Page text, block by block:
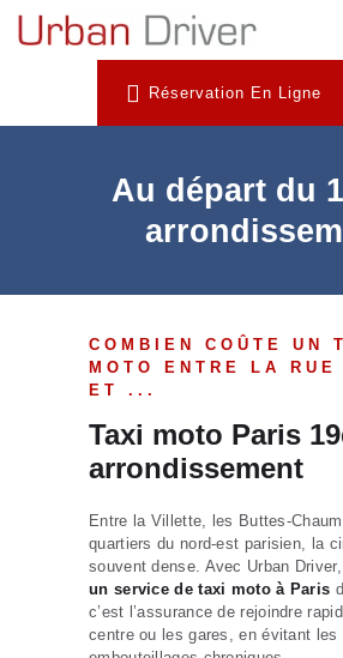
Réservation En Ligne
Au départ du
MOTO TAXI
TÉLÉCHARGEZ
L’APP
CHAUFFEUR
NOUS
COMBIEN COÛTE UN
MOTO ENTRE LA RUE
ET ...
Taxi moto Paris
arrondissement
Entre la Villette, les Buttes-
quartiers du nord-est parisien, la
souvent dense. Avec Urban
un service de taxi moto à Paris
c’est l’assurance de rejoindre
centre ou les gares, en évitant les